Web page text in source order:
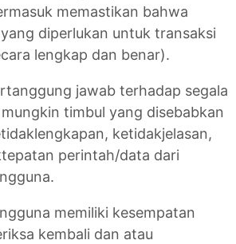
memastikan bahwa
diperlukan untuk transaksi
lengkap dan benar).
jawab terhadap segala
timbul yang disebabkan
ketidakjelasan,
perintah/data dari
memiliki kesempatan
kembali dan atau